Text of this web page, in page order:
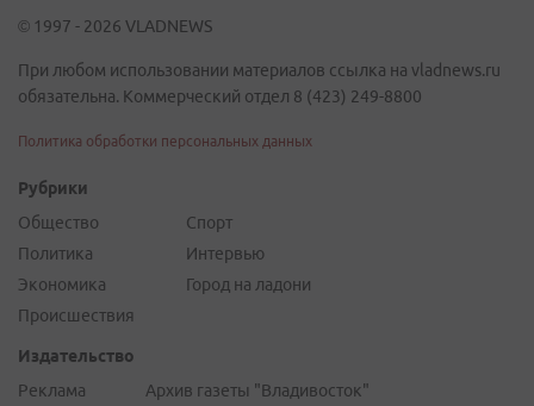
© 1997 - 2026 VLADNEWS
При любом использовании материалов ссылка на vladnews.ru
обязательна. Коммерческий отдел 8 (423) 249-8800
Политика обработки персональных данных
Рубрики
Общество
Политика
Экономика
Происшествия
Спорт
Интервью
Город на ладони
Издательство
Реклама
Архив газеты "Владивосток"